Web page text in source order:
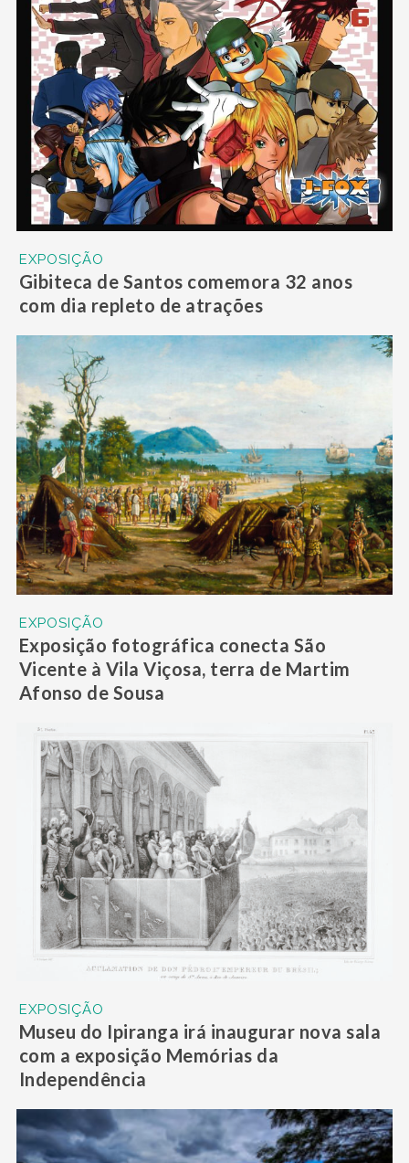
EXPOSIÇÃO
Gibiteca de Santos comemora 32 anos
com dia repleto de atrações
EXPOSIÇÃO
Exposição fotográfica conecta São
Vicente à Vila Viçosa, terra de Martim
Afonso de Sousa
EXPOSIÇÃO
Museu do Ipiranga irá inaugurar nova sala
com a exposição Memórias da
Independência